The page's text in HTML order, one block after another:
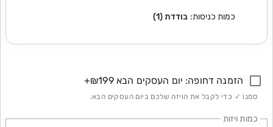
כמות כניסות: בודדת (1)
הזמנה דחופה: יום העסקים הבא +₪199
סמנו ✓ כדי לקבל את הויזה שלכם ביום העסקים הבא.
כמות ויזות